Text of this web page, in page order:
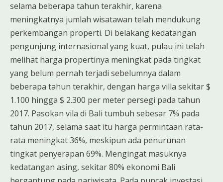
selama beberapa tahun terakhir, karena
meningkatnya jumlah wisatawan telah mendukung
perkembangan properti. Di belakang kedatangan
pengunjung internasional yang kuat, pulau ini telah
melihat harga propertinya meningkat pada tingkat
yang belum pernah terjadi sebelumnya dalam
beberapa tahun terakhir, dengan harga villa sekitar $
1.100 hingga $ 2.300 per meter persegi pada tahun
2017. Pasokan vila di Bali tumbuh sebesar 7% pada
tahun 2017, selama saat itu harga permintaan rata-
rata meningkat 36%, meskipun ada penurunan
tingkat penyerapan 69%. Mengingat masuknya
kedatangan asing, sekitar 80% ekonomi Bali